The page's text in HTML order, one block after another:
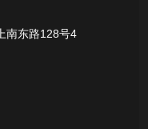
质）系列
南东路128号4